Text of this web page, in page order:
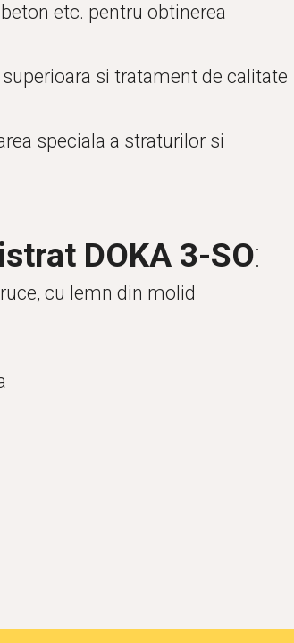
etc. pentru obtinerea
si tratament de calitate
speciala a straturilor si
DOKA 3-SO:
cu lemn din molid